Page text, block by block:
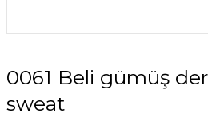
0061 Beli gümüş
sweat